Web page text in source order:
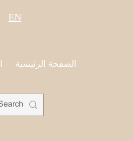
EN
الصفحة الرئيسية